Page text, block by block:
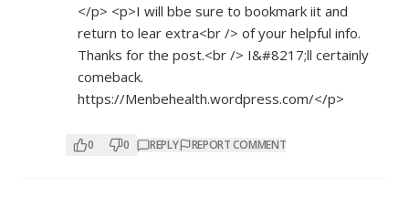
</p> <p>I will bbe sure to bookmark iit and
return to lear extra<br /> of your helpful info.
Thanks for the post.<br /> I&#8217;ll certainly
comeback.
https://Menbehealth.wordpress.com/</p>
0 0 REPLY REPORT COMMENT